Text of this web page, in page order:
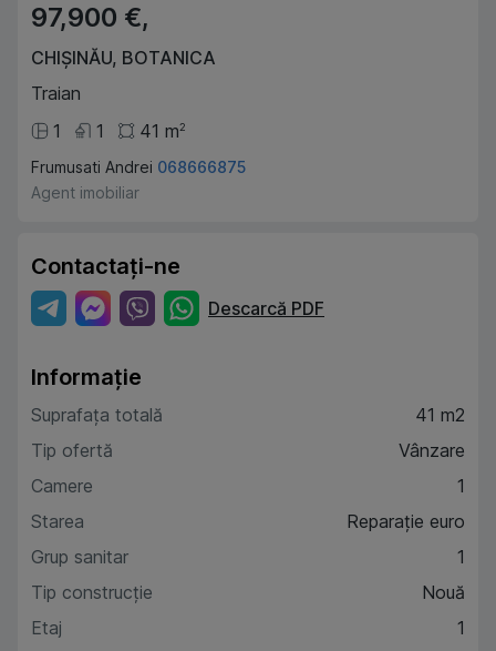
97,900 €,
CHIȘINĂU, BOTANICA
Traian
1
1 41 m2
Frumusati Andrei 068666875
Agent imobiliar
Contactați-ne
Descarcă PDF
Informație
Suprafața totală
41 m2
Tip ofertă
Vânzare
Camere
1
Starea
Reparație euro
Grup sanitar
1
Tip construcție
Nouă
Etaj
1